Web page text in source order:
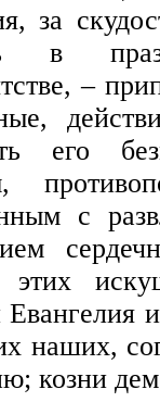
за
в
–
его
с
этих
Евангелия
наших,
козни